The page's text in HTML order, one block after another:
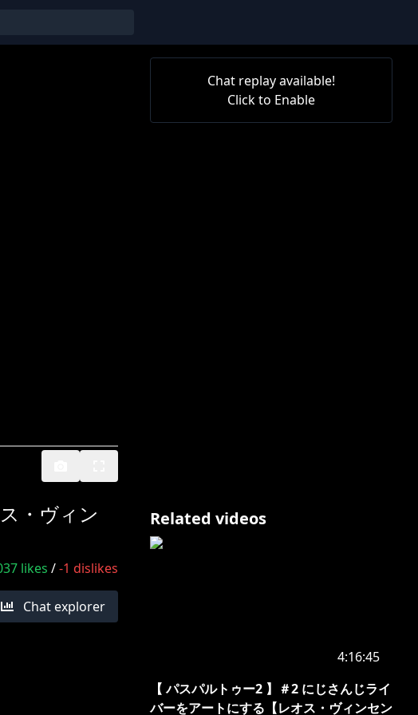
Chat replay available!
Click to Enable
・ヴィン
likes /-1 dislikes
Chat explorer
Related videos
4:16:45
【 パスパルトゥー2 】＃2 にじさんじライ
バーをアートにする【レオス・ヴィンセン